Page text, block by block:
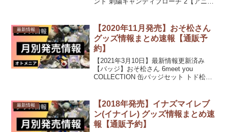
ランド 刺繍キャンディブローチ 1【ア...
最新情報
【2020年11月発売】おそ松さん
グッズ情報まとめ速報【通販予
約】
【2021年3月10日】最新情報更新済み
【バッジ】おそ松さん 6meet you
COLLECTION 缶バッジセット トド松発
十四...
最新情報
【2018年発売】イナズマイレブ
ン(イナイレ) グッズ情報まとめ速
報【通販予約】